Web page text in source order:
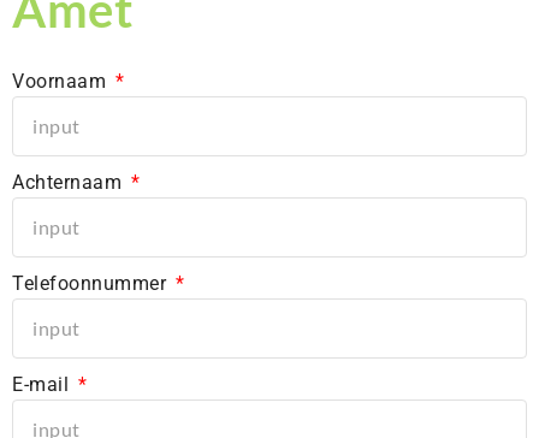
BodySwitch Leiden
BodySwitch Maastricht
BodySwitch Nijkerk
BodySwitch Oss
BodySwitch Purmerend
BodySwitch Roosendaal
BodySwitch Rotterdam-Centrum
BodySwitch Rotterdam-Oost
BodySwitch Son en Breugel
BodySwitch Tiel
Voornaam
Achternaam
Telefoonnummer
E-mail